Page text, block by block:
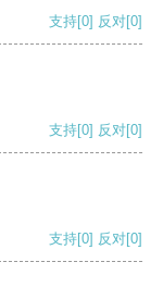
支持[0] 反对[0]
支持[0] 反对[0]
支持[0] 反对[0]